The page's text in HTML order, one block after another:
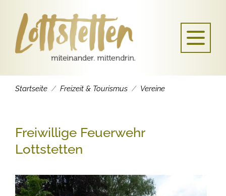
Startseite Freizeit & Tourismus Vereine
Freiwillige Feuerwehr
Lottstetten